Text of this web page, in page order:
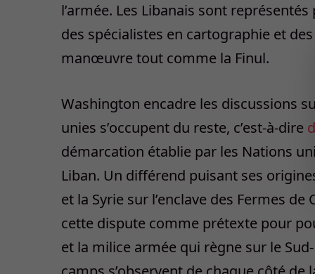
l’armée. Les Libanais sont
des spécialistes en cartographie et
manœuvre tout comme la Finul.
Washington encadre les discussions
unies s’occupent du reste, c’est-à-dire
démarcation établie par les Nations
Liban. Un différend puisant ses
et la Syrie sur l’enclave des Fermes
cette dispute comme prétexte pour
et la milice armée qui règne sur le